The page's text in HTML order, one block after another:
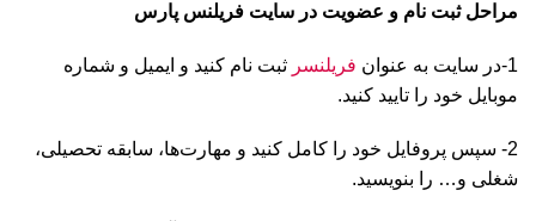
مراحل ثبت نام و عضویت در سایت فریلنس پارس
1-در سایت به عنوان فریلنسر ثبت نام کنید و ایمیل و شماره
موبایل خود را تایید کنید.
2- سپس پروفایل خود را کامل کنید و مهارت‌ها، سابقه تحصیلی،
شغلی و… را بنویسید.